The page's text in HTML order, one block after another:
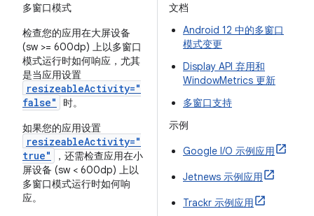
多窗口模式
检查您的应用在大屏设备
(sw >= 600dp) 上以多窗口
模式运行时如何响应，尤其
是当应用设置
resizeableActivity="
false"
时。
如果您的应用设置
resizeableActivity="
true"
，还需检查应用在小
屏设备 (sw < 600dp) 上以
多窗口模式运行时如何响
应。
文档
Android 12 中的多窗口
模式变更
Display API 弃用和
WindowMetrics 更新
多窗口支持
示例
Google I/O 示例应用
Jetnews 示例应用
Trackr 示例应用